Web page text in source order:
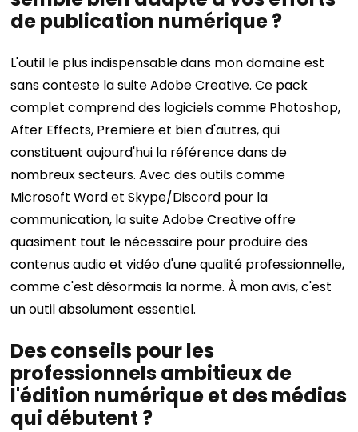
de publication numérique ?
L'outil le plus indispensable dans mon domaine est
sans conteste la suite Adobe Creative. Ce pack
complet comprend des logiciels comme Photoshop,
After Effects, Premiere et bien d'autres, qui
constituent aujourd'hui la référence dans de
nombreux secteurs. Avec des outils comme
Microsoft Word et Skype/Discord pour la
communication, la suite Adobe Creative offre
quasiment tout le nécessaire pour produire des
contenus audio et vidéo d'une qualité professionnelle,
comme c'est désormais la norme. À mon avis, c'est
un outil absolument essentiel.
Des conseils pour les
professionnels ambitieux de
l'édition numérique et des médias
qui débutent ?